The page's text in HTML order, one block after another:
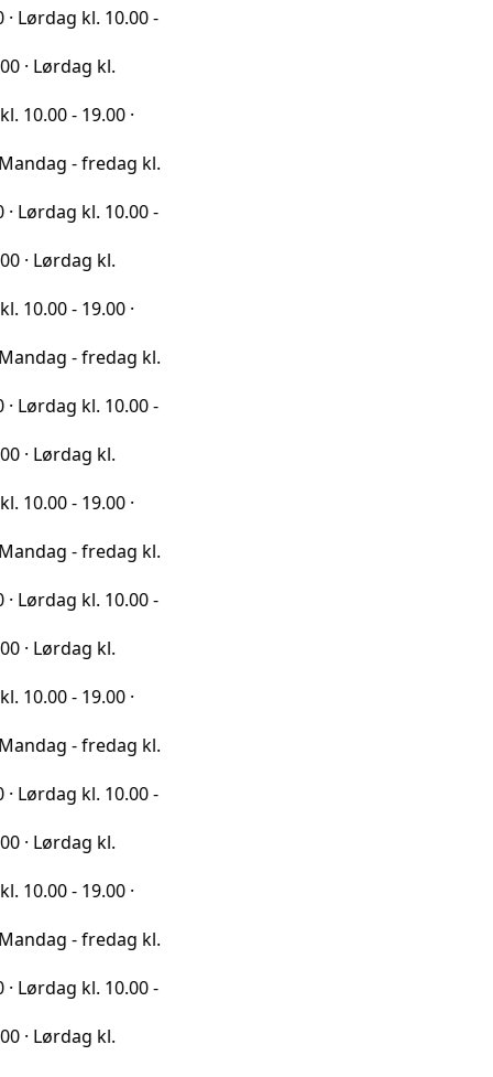
kl. 10.00 -
kl.
19.00 ·
- fredag kl.
kl. 10.00 -
kl.
19.00 ·
- fredag kl.
kl. 10.00 -
kl.
19.00 ·
- fredag kl.
kl. 10.00 -
kl.
19.00 ·
- fredag kl.
kl. 10.00 -
kl.
19.00 ·
- fredag kl.
kl. 10.00 -
kl.